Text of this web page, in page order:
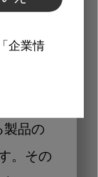
企業情
製品の
。その